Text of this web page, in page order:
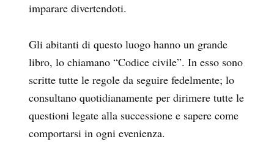
imparare divertendoti.
Gli abitanti di questo luogo hanno un grande
libro, lo chiamano “Codice civile”. In esso sono
scritte tutte le regole da seguire fedelmente; lo
consultano quotidianamente per dirimere tutte le
questioni legate alla successione e sapere come
comportarsi in ogni evenienza.